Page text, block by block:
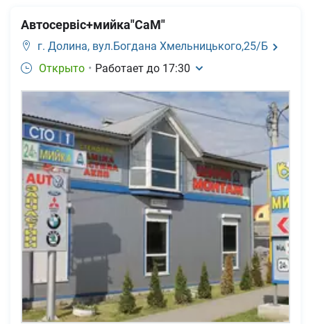
Автосервіс+мийка"СаМ"
г. Долина, вул.Богдана Хмельницького,25/Б
Открыто • Работает до 17:30